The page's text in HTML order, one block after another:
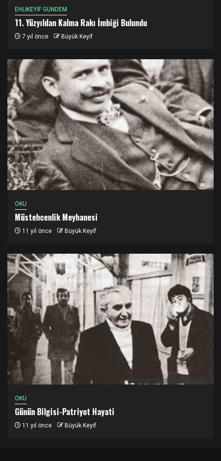
EHLİKEYİF GÜNDEM
11. Yüzyıldan Kalma Rakı İmbiği Bulundu
7 yıl önce Büyük Keyif
OKU
Müstehcenlik Meyhanesi
11 yıl önce Büyük Keyif
OKU
Günün Bilgisi-Patriyot Hayati
11 yıl önce Büyük Keyif